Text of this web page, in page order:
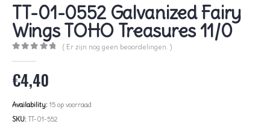
TT-01-0552 Galvanized Fairy
Wings TOHO Treasures 11/0
( Er zijn nog geen beoordelingen. )
€4,40
Availability: 15 op voorraad
SKU: TT-01-552